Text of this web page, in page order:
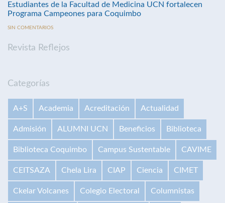
Estudiantes de la Facultad de Medicina UCN fortalecen
Programa Campeones para Coquimbo
SIN COMENTARIOS
Revista Reflejos
Categorías
A+S Academia Acreditación Actualidad
Admisión ALUMNI UCN Beneficios Biblioteca
Biblioteca Coquimbo Campus Sustentable CAVIME
CEITSAZA Chela Lira CIAP Ciencia CIMET
Ckelar Volcanes Colegio Electoral Columnistas